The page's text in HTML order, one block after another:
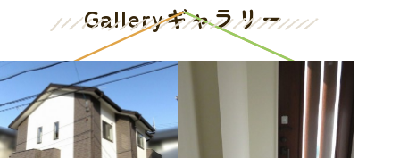
Galleryギャラリー